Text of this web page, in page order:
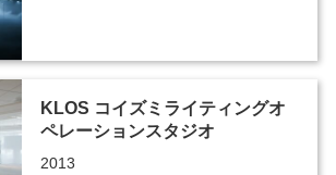
KLOS コイズミライティングオ
ペレーションスタジオ
2013